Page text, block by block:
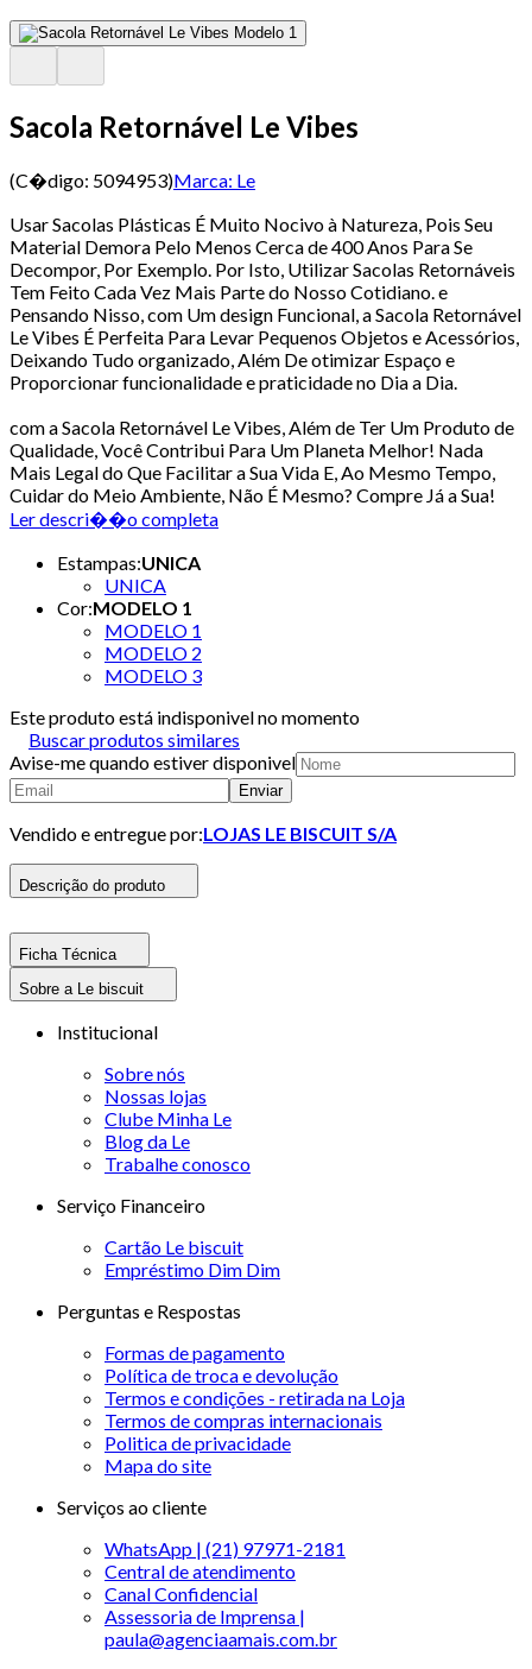
Sacola Retornável Le Vibes
(C�digo: 5094953)Marca: Le
Usar Sacolas Plásticas É Muito Nocivo à Natureza, Pois Seu
Material Demora Pelo Menos Cerca de 400 Anos Para Se
Decompor, Por Exemplo. Por Isto, Utilizar Sacolas Retornáveis
Tem Feito Cada Vez Mais Parte do Nosso Cotidiano. e
Pensando Nisso, com Um design Funcional, a Sacola Retornável
Le Vibes É Perfeita Para Levar Pequenos Objetos e Acessórios,
Deixando Tudo organizado, Além De otimizar Espaço e
Proporcionar funcionalidade e praticidade no Dia a Dia.
com a Sacola Retornável Le Vibes, Além de Ter Um Produto de
Qualidade, Você Contribui Para Um Planeta Melhor! Nada
Mais Legal do Que Facilitar a Sua Vida E, Ao Mesmo Tempo,
Cuidar do Meio Ambiente, Não É Mesmo? Compre Já a Sua!
Ler descri��o completa
Estampas:UNICA
UNICA
Cor:MODELO 1
MODELO 1
MODELO 2
MODELO 3
Este produto está indisponivel no momento
Buscar produtos similares
Avise-me quando estiver disponivel
Enviar
Vendido e entregue por:LOJAS LE BISCUIT S/A
Descrição do produto
Ficha Técnica
Sobre a Le biscuit
Institucional
Sobre nós
Nossas lojas
Clube Minha Le
Blog da Le
Trabalhe conosco
Serviço Financeiro
Cartão Le biscuit
Empréstimo Dim Dim
Perguntas e Respostas
Formas de pagamento
Política de troca e devolução
Termos e condições - retirada na Loja
Termos de compras internacionais
Politica de privacidade
Mapa do site
Serviços ao cliente
WhatsApp | (21) 97971-2181
Central de atendimento
Canal Confidencial
Assessoria de Imprensa |
paula@agenciaamais.com.br